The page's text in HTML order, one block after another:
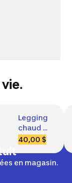
Legging
chaud
de
Run 500
40,00 $
en magasin.